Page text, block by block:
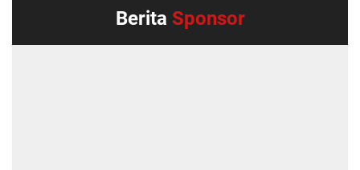
Berita Sponsor